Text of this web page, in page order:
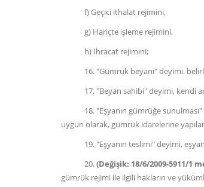
f) Geçici ithalat rejimini,
g) Hariçte işleme rejimini,
h) İhracat rejimini;
16. "Gümrük beyanı" deyimi.
17. "Beyan sahibi" deyimi, kendi
18. "Eşyanın gümrüğe sunulması"
uygun olarak, gümrük idarelerine
19. "Eşyanın teslimi" deyimi,
20.(Değişik: 18/6/2009-5911/1
gümrük rejimi ile ilgili hakların ve